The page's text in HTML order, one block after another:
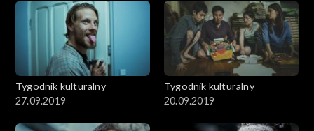
Tygodnik kulturalny
27.09.2019
Tygodnik kulturalny
20.09.2019